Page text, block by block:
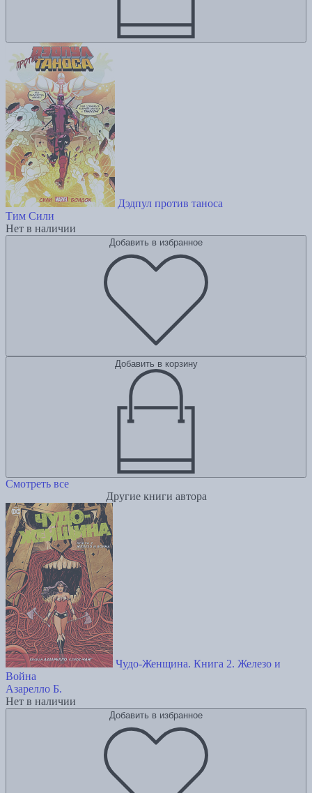
Дэдпул против таноса
Тим Сили
Нет в наличии
Добавить в избранное
Добавить в корзину
Смотреть все
Другие книги автора
Чудо-Женщина. Книга 2. Железо и
Война
Азарелло Б.
Нет в наличии
Добавить в избранное